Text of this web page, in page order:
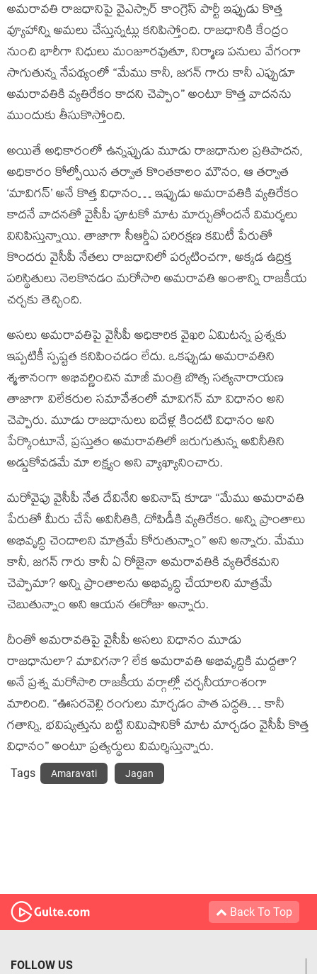
అమరావతి రాజధానిపై వైఎస్సార్ కాంగ్రెస్ పార్టీ ఇప్పుడు కొత్త
వ్యూహాన్ని అమలు చేస్తున్నట్లు కనిపిస్తోంది. రాజధానికి కేంద్రం
నుంచి భారీగా నిధులు మంజూరవుతూ, నిర్మాణ పనులు వేగంగా
సాగుతున్న నేపథ్యంలో “మేము కానీ, జగన్ గారు కానీ ఎప్పుడూ
అమరావతికి వ్యతిరేకం కాదని చెప్పాం” అంటూ కొత్త వాదనను
ముందుకు తీసుకొస్తోంది.
అయితే అధికారంలో ఉన్నప్పుడు మూడు రాజధానుల ప్రతిపాదన,
అధికారం కోల్పోయిన తర్వాత కొంతకాలం మౌనం, ఆ తర్వాత
‘మావిగన్’ అనే కొత్త విధానం… ఇప్పుడు అమరావతికి వ్యతిరేకం
కాదనే వాదనతో వైసీపీ పూటకో మాట మార్చుతోందనే విమర్శలు
వినిపిస్తున్నాయి. తాజాగా సీఆర్డీఏ పరిరక్షణ కమిటీ పేరుతో
కొందరు వైసీపీ నేతలు రాజధానిలో పర్యటించగా, అక్కడ ఉద్రిక్త
పరిస్థితులు నెలకొనడం మరోసారి అమరావతి అంశాన్ని రాజకీయ
చర్చకు తెచ్చింది.
అసలు అమరావతిపై వైసీపీ అధికారిక వైఖరి ఏమిటన్న ప్రశ్నకు
ఇప్పటికీ స్పష్టత కనిపించడం లేదు. ఒకప్పుడు అమరావతిని
శ్మశానంగా అభివర్ణించిన మాజీ మంత్రి బొత్స సత్యనారాయణ
తాజాగా విలేకరుల సమావేశంలో మావిగన్ మా విధానం అని
చెప్పారు. మూడు రాజధానులు ఐదేళ్ల కిందటి విధానం అని
పేర్కొంటూనే, ప్రస్తుతం అమరావతిలో జరుగుతున్న అవినీతిని
అడ్డుకోవడమే మా లక్ష్యం అని వ్యాఖ్యానించారు.
మరోవైపు వైసీపీ నేత దేవినేని అవినాష్ కూడా “మేము అమరావతి
పేరుతో మీరు చేసే అవినీతికి, దోపిడీకి వ్యతిరేకం. అన్ని ప్రాంతాలు
అభివృద్ధి చెందాలని మాత్రమే కోరుతున్నాం” అని అన్నారు. మేము
కానీ, జగన్ గారు కానీ ఏ రోజైనా అమరావతికి వ్యతిరేకమని
చెప్పామా? అన్ని ప్రాంతాలను అభివృద్ధి చేయాలని మాత్రమే
చెబుతున్నాం అని ఆయన ఈరోజు అన్నారు.
దీంతో అమరావతిపై వైసీపీ అసలు విధానం మూడు
రాజధానులా? మావిగనా? లేక అమరావతి అభివృద్ధికి మద్దతా?
అనే ప్రశ్న మరోసారి రాజకీయ వర్గాల్లో చర్చనీయాంశంగా
మారింది. “ఊసరవెల్లి రంగులు మార్చడం పాత పద్ధతి… కానీ
గతాన్ని, భవిష్యత్తును బట్టి నిమిషానికో మాట మార్చడం వైసీపీ కొత్త
విధానం” అంటూ ప్రత్యర్థులు విమర్శిస్తున్నారు.
Tags Amaravati Jagan
Back To Top
FOLLOW US